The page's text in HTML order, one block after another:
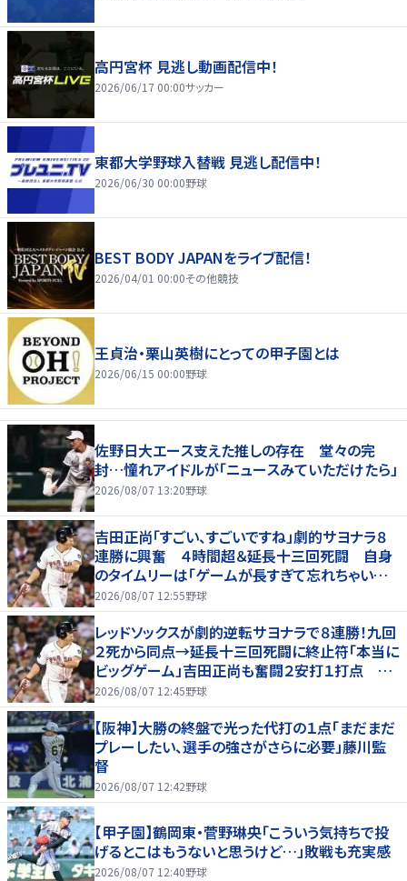
高円宮杯 見逃し動画配信中！
2026/06/17 00:00サッカー
東都大学野球入替戦 見逃し配信中！
2026/06/30 00:00野球
BEST BODY JAPANをライブ配信！
2026/04/01 00:00その他競技
王貞治・栗山英樹にとっての甲子園とは
2026/06/15 00:00野球
佐野日大エース支えた推しの存在 堂々の完
封…憧れアイドルが「ニュースみていただけたら」
2026/08/07 13:20野球
吉田正尚「すごい、すごいですね」劇的サヨナラ８
連勝に興奮 ４時間超＆延長十三回死闘 自身
のタイムリーは「ゲームが長すぎて忘れちゃいまし
た」
2026/08/07 12:55野球
レッドソックスが劇的逆転サヨナラで８連勝！九回
２死から同点→延長十三回死闘に終止符「本当に
ビッグゲーム」吉田正尚も奮闘２安打１打点 靴
下対決で驚異のスイープ
2026/08/07 12:45野球
【阪神】大勝の終盤で光った代打の１点「まだまだ
プレーしたい、選手の強さがさらに必要」藤川監
督
2026/08/07 12:42野球
【甲子園】鶴岡東・菅野琳央「こういう気持ちで投
げるとこはもうないと思うけど…」敗戦も充実感
2026/08/07 12:40野球